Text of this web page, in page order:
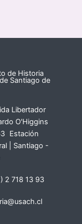
de Historia
Santiago de
Libertador
O'Higgins
Estación
| Santiago -
2 718 13 93